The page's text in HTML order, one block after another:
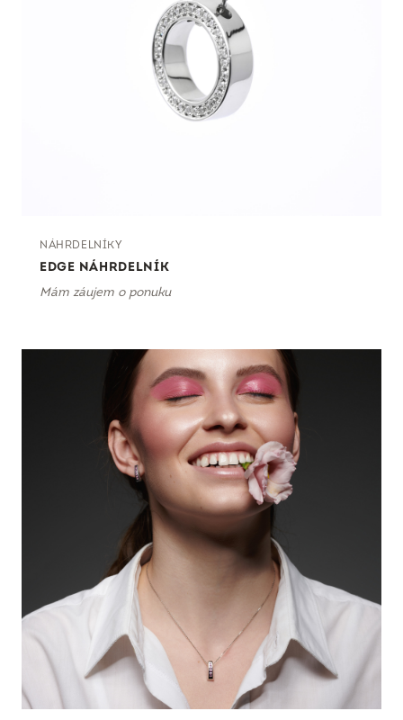
NÁHRDELNÍKY
EDGE NÁHRDELNÍK
Mám záujem o ponuku